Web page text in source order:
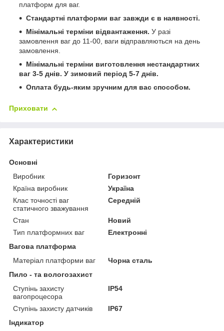
платформ для ваг.
Стандартні платформи ваг завжди є в наявності.
Мінімальні терміни відвантаження. У разі
замовлення ваг до 11-00, ваги відправляються на день
замовлення.
Мінімальні терміни виготовлення нестандартних
ваг 3-5 днів. У зимовий період 5-7 днів.
Оплата будь-яким зручним для вас способом.
Приховати
Характеристики
Основні
Виробник
Горизонт
Країна виробник
Україна
Клас точності ваг
статичного зважування
Середній
Стан
Новий
Тип платформних ваг
Електронні
Вагова платформа
Матеріал платформи ваг
Чорна сталь
Пило - та вологозахист
Ступінь захисту
вагопроцесора
IP54
Ступінь захисту датчиків
IP67
Індикатор